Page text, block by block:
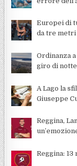
Europei di
da tre metri
Ordinanza
giro di notte
A Lago la
Giuseppe
Reggina,
Reggina: